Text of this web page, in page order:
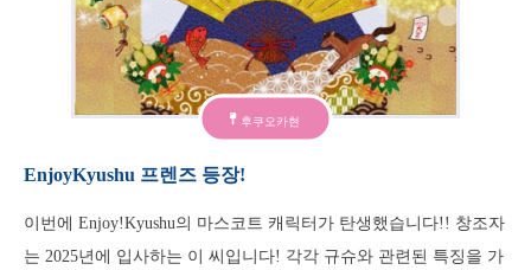
후쿠오카현
EnjoyKyushu 프렌즈 등장!
이번에 Enjoy!Kyushu의 마스코트 캐릭터가 탄생했습니다!! 창조자
는 2025년에 입사하는 이 씨입니다! 각각 규슈와 관련된 특징을 가